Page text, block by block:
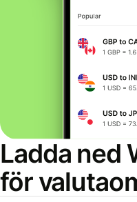
Ladda ned
för